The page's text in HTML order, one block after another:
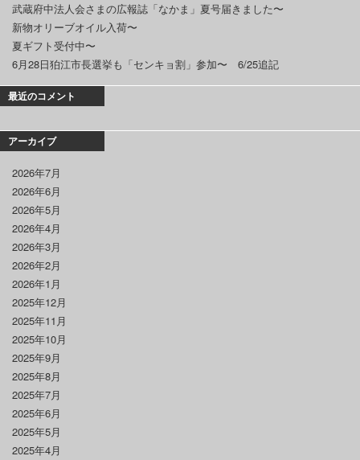
武蔵府中法人会さまの広報誌「なかま」夏号届きました〜
新物オリーブオイル入荷〜
夏ギフト受付中〜
6月28日狛江市長選挙も「センキョ割」参加〜 6/25追記
最近のコメント
アーカイブ
2026年7月
2026年6月
2026年5月
2026年4月
2026年3月
2026年2月
2026年1月
2025年12月
2025年11月
2025年10月
2025年9月
2025年8月
2025年7月
2025年6月
2025年5月
2025年4月